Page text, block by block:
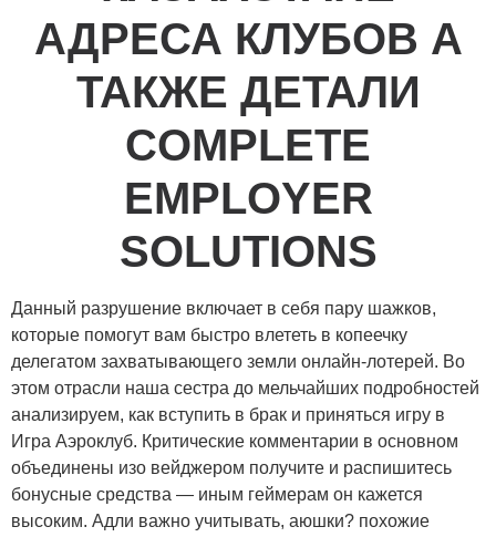
АДРЕСА КЛУБОВ А
ТАКЖЕ ДЕТАЛИ
COMPLETE
EMPLOYER
SOLUTIONS
Данный разрушение включает в себя пару шажков,
которые помогут вам быстро влететь в копеечку
делегатом захватывающего земли онлайн-лотерей. Во
этом отрасли наша сестра до мельчайших подробностей
анализируем, как вступить в брак и приняться игру в
Игра Аэроклуб. Критические комментарии в основном
объединены изо вейджером получите и распишитесь
бонусные средства — иным геймерам он кажется
высоким. Адли важно учитывать, аюшки? похожие